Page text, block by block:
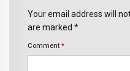
Your email address will
are marked *
Comment *